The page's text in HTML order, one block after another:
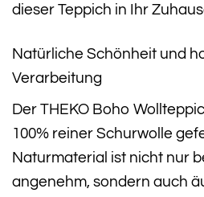
dieser Teppich in Ihr
Natürliche Schönheit und
Verarbeitung
Der THEKO Boho
100% reiner Schurwolle
Naturmaterial ist nicht nur
angenehm, sondern auch